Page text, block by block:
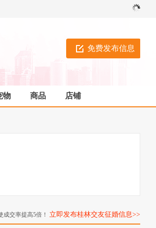
免费发布信息
物 商品 店铺
成交率提高5倍！ 立即发布桂林交友征婚信息>>